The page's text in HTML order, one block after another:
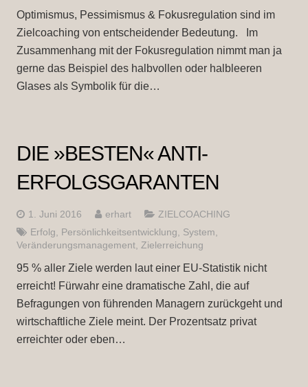
Optimismus, Pessimismus & Fokusregulation sind im
Zielcoaching von entscheidender Bedeutung. Im
Zusammenhang mit der Fokusregulation nimmt man ja
gerne das Beispiel des halbvollen oder halbleeren
Glases als Symbolik für die…
DIE »BESTEN« ANTI-
ERFOLGSGARANTEN
1. Juni 2016 erhart
ZIELCOACHING
Erfolg
Persönlichkeitsentwicklung System
Veränderungsmanagement Zielerreichung
95 % aller Ziele werden laut einer EU-Statistik nicht
erreicht! Fürwahr eine dramatische Zahl, die auf
Befragungen von führenden Managern zurückgeht und
wirtschaftliche Ziele meint. Der Prozentsatz privat
erreichter oder eben…